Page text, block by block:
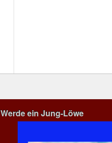
Werde ein Jung-Löwe